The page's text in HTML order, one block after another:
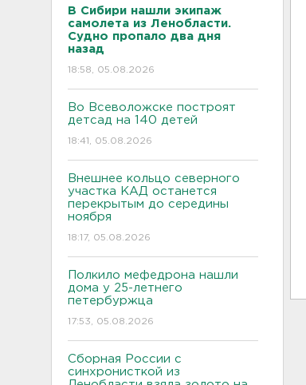
В Сибири нашли экипаж
самолета из Ленобласти.
Судно пропало два дня
назад
18:58, 05.08.2026
Во Всеволожске построят
детсад на 140 детей
18:41, 05.08.2026
Внешнее кольцо северного
участка КАД останется
перекрытым до середины
ноября
18:17, 05.08.2026
Полкило мефедрона нашли
дома у 25-летнего
петербуржца
17:53, 05.08.2026
Сборная России с
синхронисткой из